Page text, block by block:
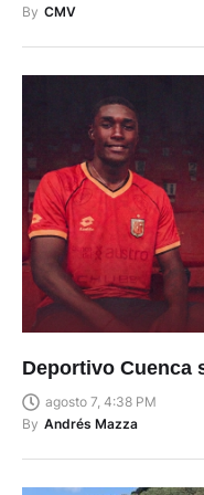
By CMV
Deportivo Cuenca
agosto 7, 4:38 PM
By Andrés Mazza